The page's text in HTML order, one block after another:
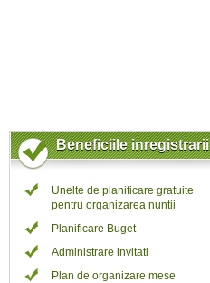
Beneficiile inregistrarii
Unelte de planificare gratuite
pentru organizarea nuntii
Planificare Buget
Administrare invitati
Plan de organizare mese